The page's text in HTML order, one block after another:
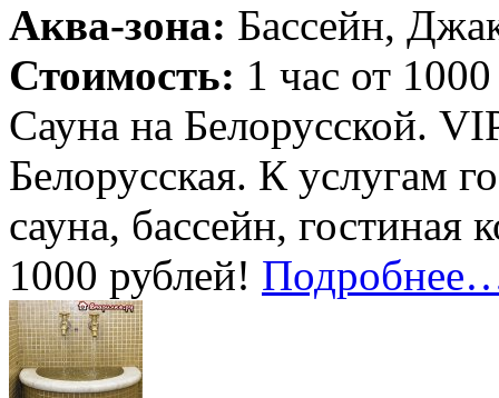
Аква-зона: Бассейн,
Стоимость: 1 час от
Сауна на Белорусской.
Белорусская. К услугам
сауна, бассейн, гостиная
1000 рублей!